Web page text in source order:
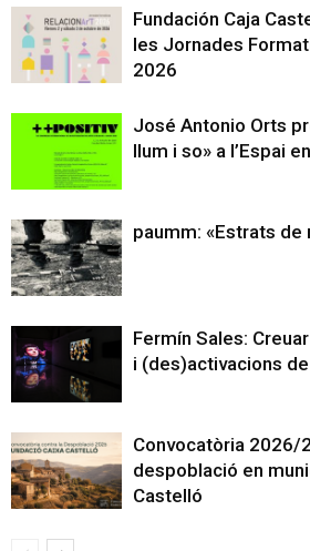
Fundación Caja
les Jornades
2026
José Antonio Orts
llum i so» a l’Espai
paumm: «Estrats de
Fermín Sales:
i (des)activacions
Convocatòria 2026/
despoblació en
Castelló